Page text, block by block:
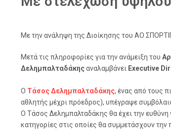
Με την ανάληψη της Διοίκησης του ΑΟ
Μετά τις πληροφορίες για την ανάμειξη του
Δελημπαλταδάκηςαναλαμβάνει Executive
Ο Τάσος Δελημπαλταδάκης, ένας από τους
αθλητής μέχρι πρόεδρος), υπέγραψε
Ο Τάσος Δελημπαλταδάκης θα έχει την
κατηγορίες στις οποίες θα συμμετάσχουν την